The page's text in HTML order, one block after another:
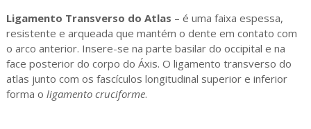
Ligamento Transverso do Atlas – é uma faixa espessa,
resistente e arqueada que mantém o dente em contato com
o arco anterior. Insere-se na parte basilar do occipital e na
face posterior do corpo do Áxis. O ligamento transverso do
atlas junto com os fascículos longitudinal superior e inferior
forma o ligamento cruciforme.